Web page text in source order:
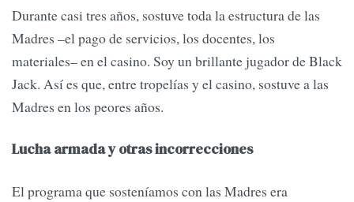
Durante casi tres años, sostuve toda la estructura de las
Madres –el pago de servicios, los docentes, los
materiales– en el casino. Soy un brillante jugador de Black
Jack. Así es que, entre tropelías y el casino, sostuve a las
Madres en los peores años.
Lucha armada y otras incorrecciones
El programa que sosteníamos con las Madres era